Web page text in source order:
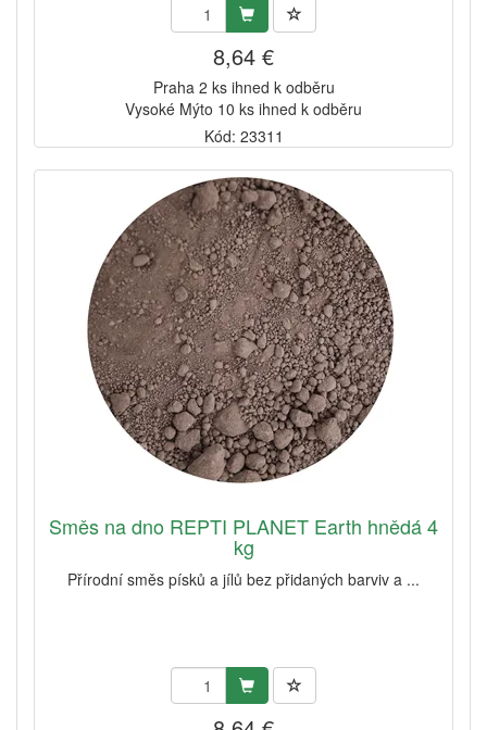
8,64 €
Praha 2 ks ihned k odběru
Vysoké Mýto 10 ks ihned k odběru
Kód: 23311
Směs na dno REPTI PLANET Earth hnědá 4
kg
Přírodní směs písků a jílů bez přidaných barviv a ...